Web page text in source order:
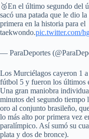
🥉En el último segundo del
sacó una patada que le dio
primera en la historia para el
taekwondo.pic.twitter.com/
— ParaDeportes
Los Murciélagos cayeron 1
fútbol 5 y fueron los últimos
Una gran maniobra
minutos del segundo
oro al conjunto brasileño,
lo más alto por primera vez
paralímpico. Así sumó su
plata y dos de bronce).